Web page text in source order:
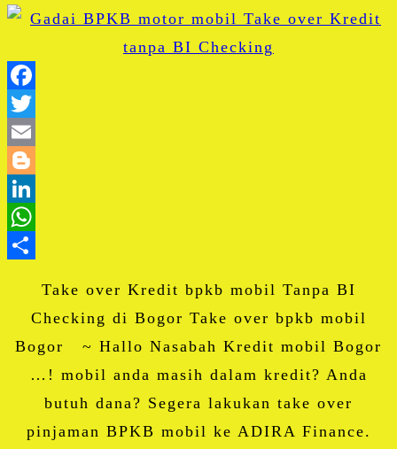
Take over Kredit bpkb mobil Tanpa BI
Checking di Bogor Take over bpkb mobil
Bogor ~ Hallo Nasabah Kredit mobil Bogor
…! mobil anda masih dalam kredit? Anda
butuh dana? Segera lakukan take over
pinjaman BPKB mobil ke ADIRA Finance.